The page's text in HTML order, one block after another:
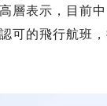
層表示，目前
可的飛行航班